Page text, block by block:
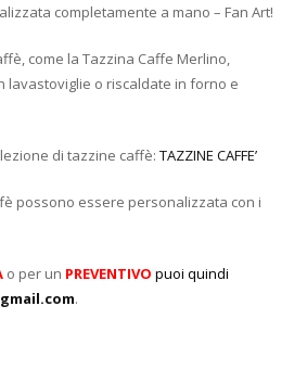
completamente a mano – Fan Art!
come la Tazzina Caffe Merlino,
lavastoviglie o riscaldate in forno e
di tazzine caffè: TAZZINE CAFFE’
possono essere personalizzata con i
o per un PREVENTIVO puoi quindi
.